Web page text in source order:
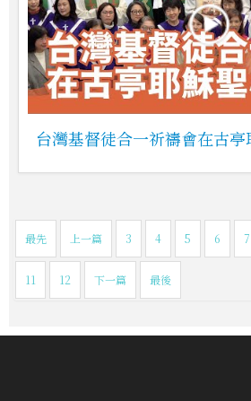
台灣基督徒合一祈禱會在古
最先 上一篇 3 4 5 6 7
11 12 下一篇 最後